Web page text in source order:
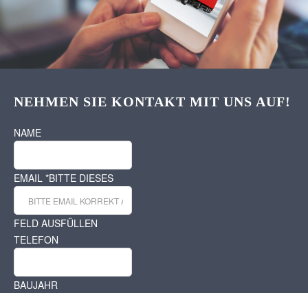
NEHMEN SIE KONTAKT MIT UNS AUF!
NAME
EMAIL *BITTE DIESES
FELD AUSFÜLLEN
TELEFON
BAUJAHR